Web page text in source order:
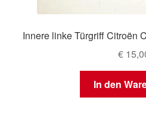
Innere linke Türgriff Citroën
€
In den